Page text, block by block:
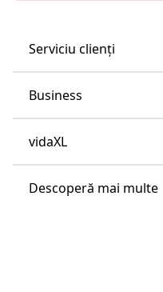
Serviciu clienți
Business
vidaXL
Descoperă mai multe